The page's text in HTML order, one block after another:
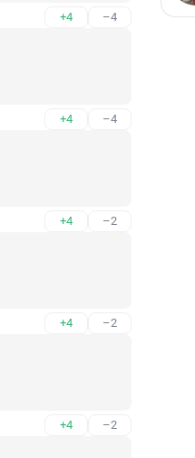
+4 –4
+4 –4
+4 –2
+4 –2
+4 –2